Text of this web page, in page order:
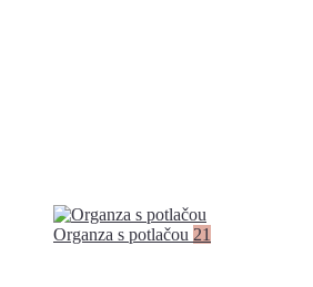
Organza s potlačou 21